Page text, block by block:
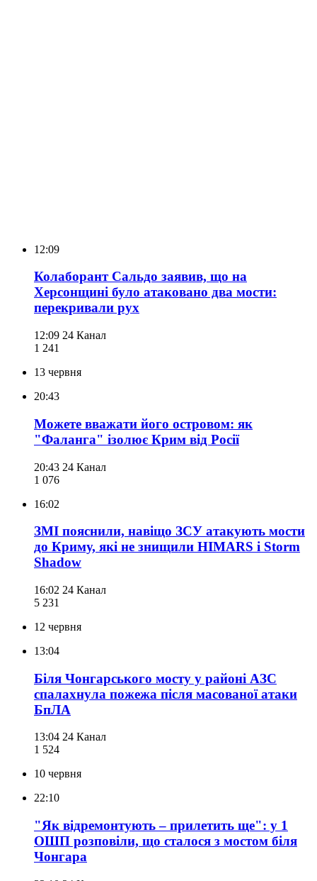
12:09
Колаборант Сальдо заявив, що на
Херсонщині було атаковано два мости:
перекривали рух
12:09 24 Канал
1 241
13 червня
20:43
Можете вважати його островом: як
"Фаланга" ізолює Крим від Росії
20:43 24 Канал
1 076
16:02
ЗМІ пояснили, навіщо ЗСУ атакують мости
до Криму, які не знищили HIMARS і Storm
Shadow
16:02 24 Канал
5 231
12 червня
13:04
Біля Чонгарського мосту у районі АЗС
спалахнула пожежа після масованої атаки
БпЛА
13:04 24 Канал
1 524
10 червня
22:10
"Як відремонтують – прилетить ще": у 1
ОШП розповіли, що сталося з мостом біля
Чонгара